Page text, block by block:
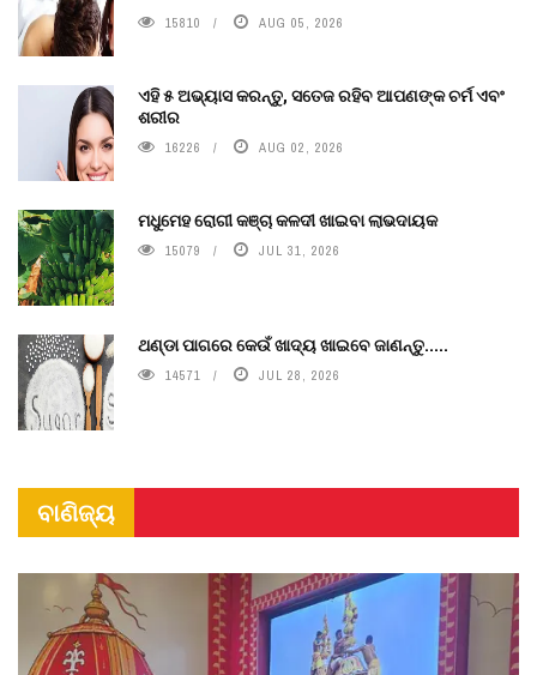
15810 AUG 05, 2026
ଏହି ୫ ଅଭ୍ୟାସ କରନ୍ତୁ, ସତେଜ ରହିବ ଆପଣଙ୍କ ଚର୍ମ ଏବଂ
ଶରୀର
16226 AUG 02, 2026
ମଧୁମେହ ରୋଗୀ କଞ୍ଚା କଳଦୀ ଖାଇବା ଲାଭଦାୟକ
15079 JUL 31, 2026
ଥଣ୍ଡା ପାଗରେ କେଉଁ ଖାଦ୍ୟ ଖାଇବେ ଜାଣନ୍ତୁ.....
14571 JUL 28, 2026
ବାଣିଜ୍ୟ